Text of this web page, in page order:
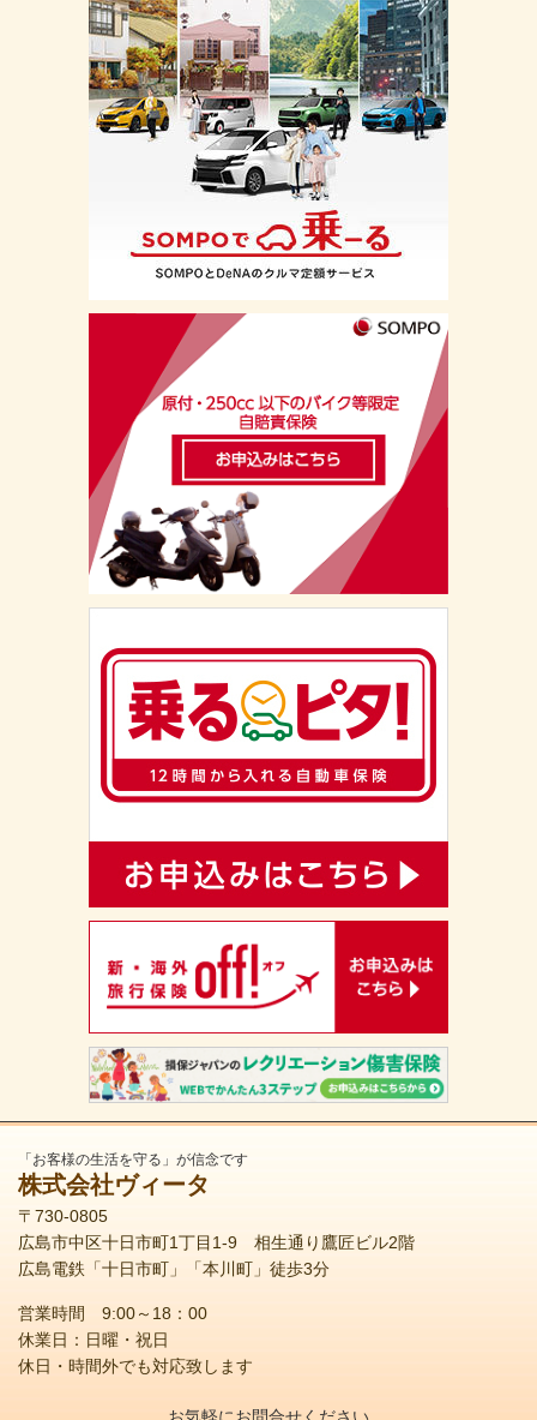
「お客様の生活を守る」が信念です
株式会社ヴィータ
〒730-0805
広島市中区十日市町1丁目1-9 相生通り鷹匠ビル2階
広島電鉄「十日市町」「本川町」徒歩3分
営業時間 9:00～18：00
休業日：日曜・祝日
休日・時間外でも対応致します